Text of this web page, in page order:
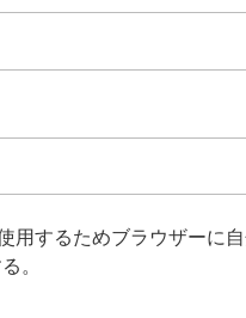
用するためブラウザーに
。